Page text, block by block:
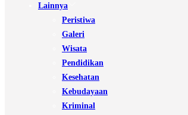
Lainnya
Peristiwa
Galeri
Wisata
Pendidikan
Kesehatan
Kebudayaan
Kriminal